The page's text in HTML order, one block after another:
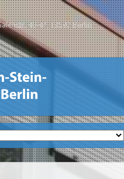
40-44, 13597 Berlin